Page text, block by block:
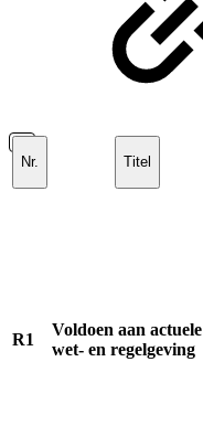
Nr. Titel
R1
Voldoen aan actuele
wet- en regelgeving